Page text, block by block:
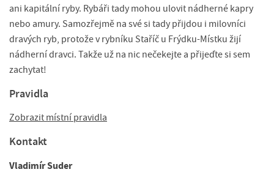
ani kapitální ryby. Rybáři tady mohou ulovit nádherné kapry
nebo amury. Samozřejmě na své si tady přijdou i milovníci
dravých ryb, protože v rybníku Staříč u Frýdku-Místku žijí
nádherní dravci. Takže už na nic nečekejte a přijeďte si sem
zachytat!
Pravidla
Zobrazit místní pravidla
Kontakt
Vladimír Suder